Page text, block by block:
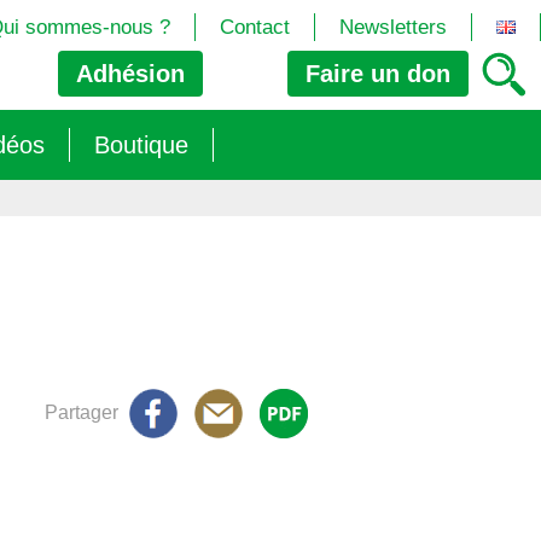
Adhésion Faire un don
sommes-nous ? Contact Newsletters
26)
» s’imposent aux législateurs européens ?
Boutique
Partager